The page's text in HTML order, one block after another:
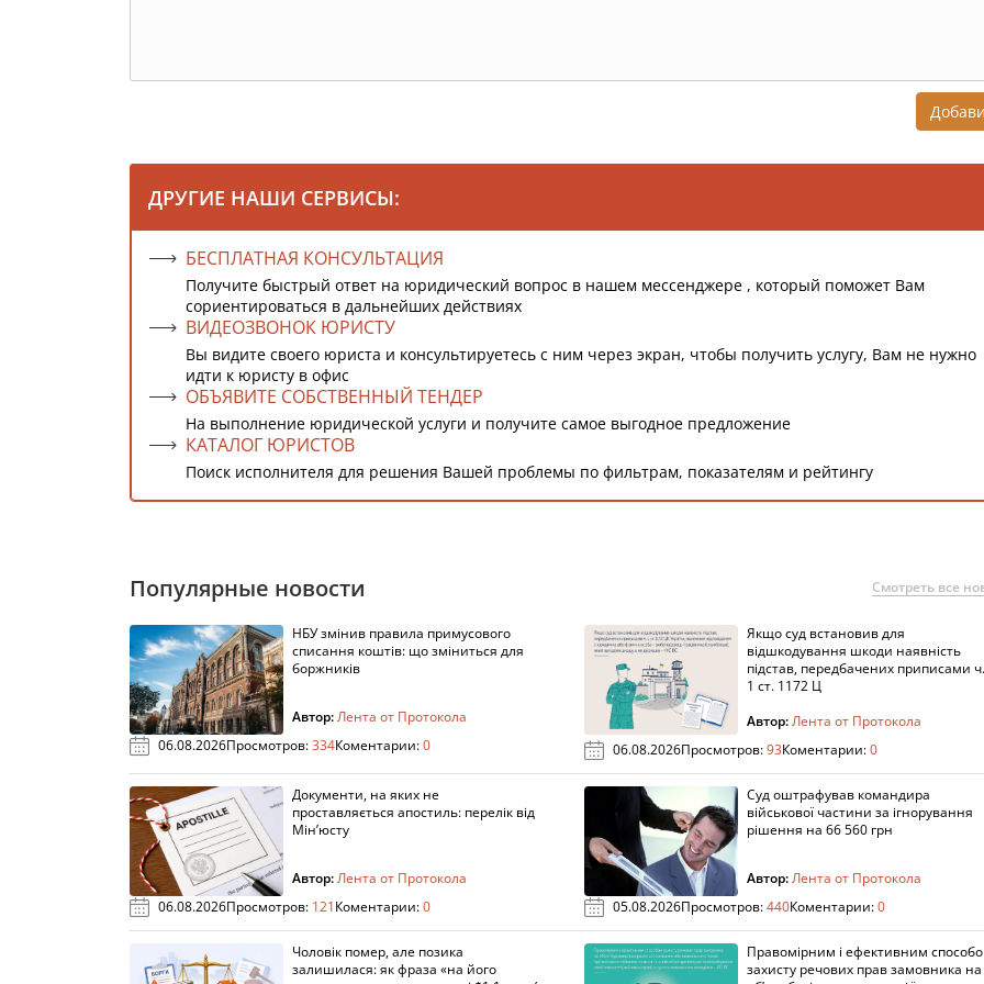
ДРУГИЕ НАШИ СЕРВИСЫ:
БЕСПЛАТНАЯ КОНСУЛЬТАЦИЯ
Получите быстрый ответ на юридический вопрос в нашем мессенджере , который поможет Вам
сориентироваться в дальнейших действиях
ВИДЕОЗВОНОК ЮРИСТУ
Вы видите своего юриста и консультируетесь с ним через экран, чтобы получить услугу, Вам не нужно
идти к юристу в офис
ОБЪЯВИТЕ СОБСТВЕННЫЙ ТЕНДЕР
На выполнение юридической услуги и получите самое выгодное предложение
КАТАЛОГ ЮРИСТОВ
Поиск исполнителя для решения Вашей проблемы по фильтрам, показателям и рейтингу
Популярные новости Смотреть все
НБУ змінив правила примусового
списання коштів: що зміниться для
боржників
Автор:Лента от Протокола
06.08.2026Просмотров:334Коментарии:0
Якщо суд встановив для
відшкодування шкоди наявність
підстав, передбачених приписами ч.
1 ст. 1172 Ц
Автор:Лента от Протокола
06.08.2026Просмотров:93Коментарии:0
Документи, на яких не
проставляється апостиль: перелік від
Мін’юсту
Автор:Лента от Протокола
06.08.2026Просмотров: 121Коментарии:0
Суд оштрафував командира
військової частини за ігнорування
рішення на 66 560 грн
Автор:Лента от Протокола
05.08.2026Просмотров:440Коментарии:0
Чоловік помер, але позика
залишилася: як фраза «на його
Правомірним і ефективним
захисту речових прав замовника на